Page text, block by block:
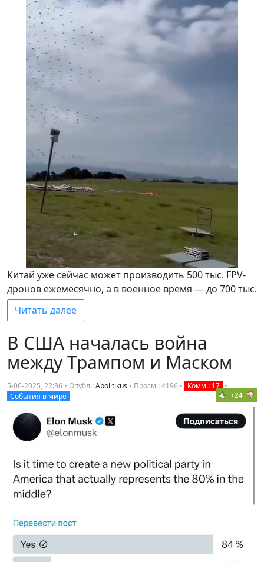
Китай уже сейчас может производить 500 тыс. FPV-
дронов ежемесячно, а в военное время — до 700 тыс.
Читать далее
В США началась война
между Трампом и Маском
5-06-2025, 22:36 • Опубл.:Apolitikus • Просм.: 4196 • Комм.: 17 •
События в мире
+24